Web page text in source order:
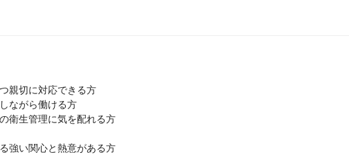
親切に対応できる方
ながら働ける方
衛生管理に気を配れる方
強い関心と熱意がある方